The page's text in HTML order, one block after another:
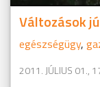
Változások
egészségügy,
2011. JÚLIUS 01.,